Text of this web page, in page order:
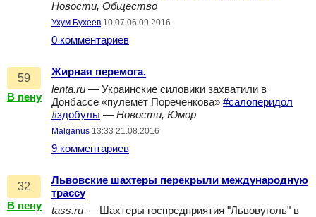
Новости, Общество
Ухум Бухеев 10:07 06.09.2016
0 комментариев
59
В пену
Жирная перемога.
lenta.ru — Украинские силовики захватили в
Донбассе «пулемет Пореченкова» #салоперидол
#здобулы — Новости, Юмор
Malganus 13:33 21.08.2016
9 комментариев
32
В пену
Львовские шахтеры перекрыли международную
трассу
tass.ru — Шахтеры госпредприятия "Львовуголь" в